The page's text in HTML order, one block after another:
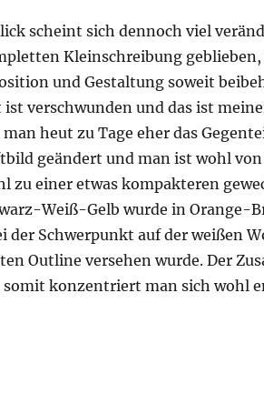
scheint sich dennoch viel
Kleinschreibung
und Gestaltung soweit
verschwunden und das ist
heut zu Tage eher das
geändert und man ist wohl
zu einer etwas kompakteren
Weiß-Gelb wurde in Orange-
der Schwerpunkt auf der weißen
Outline versehen wurde. Der
somit konzentriert man sich wohl